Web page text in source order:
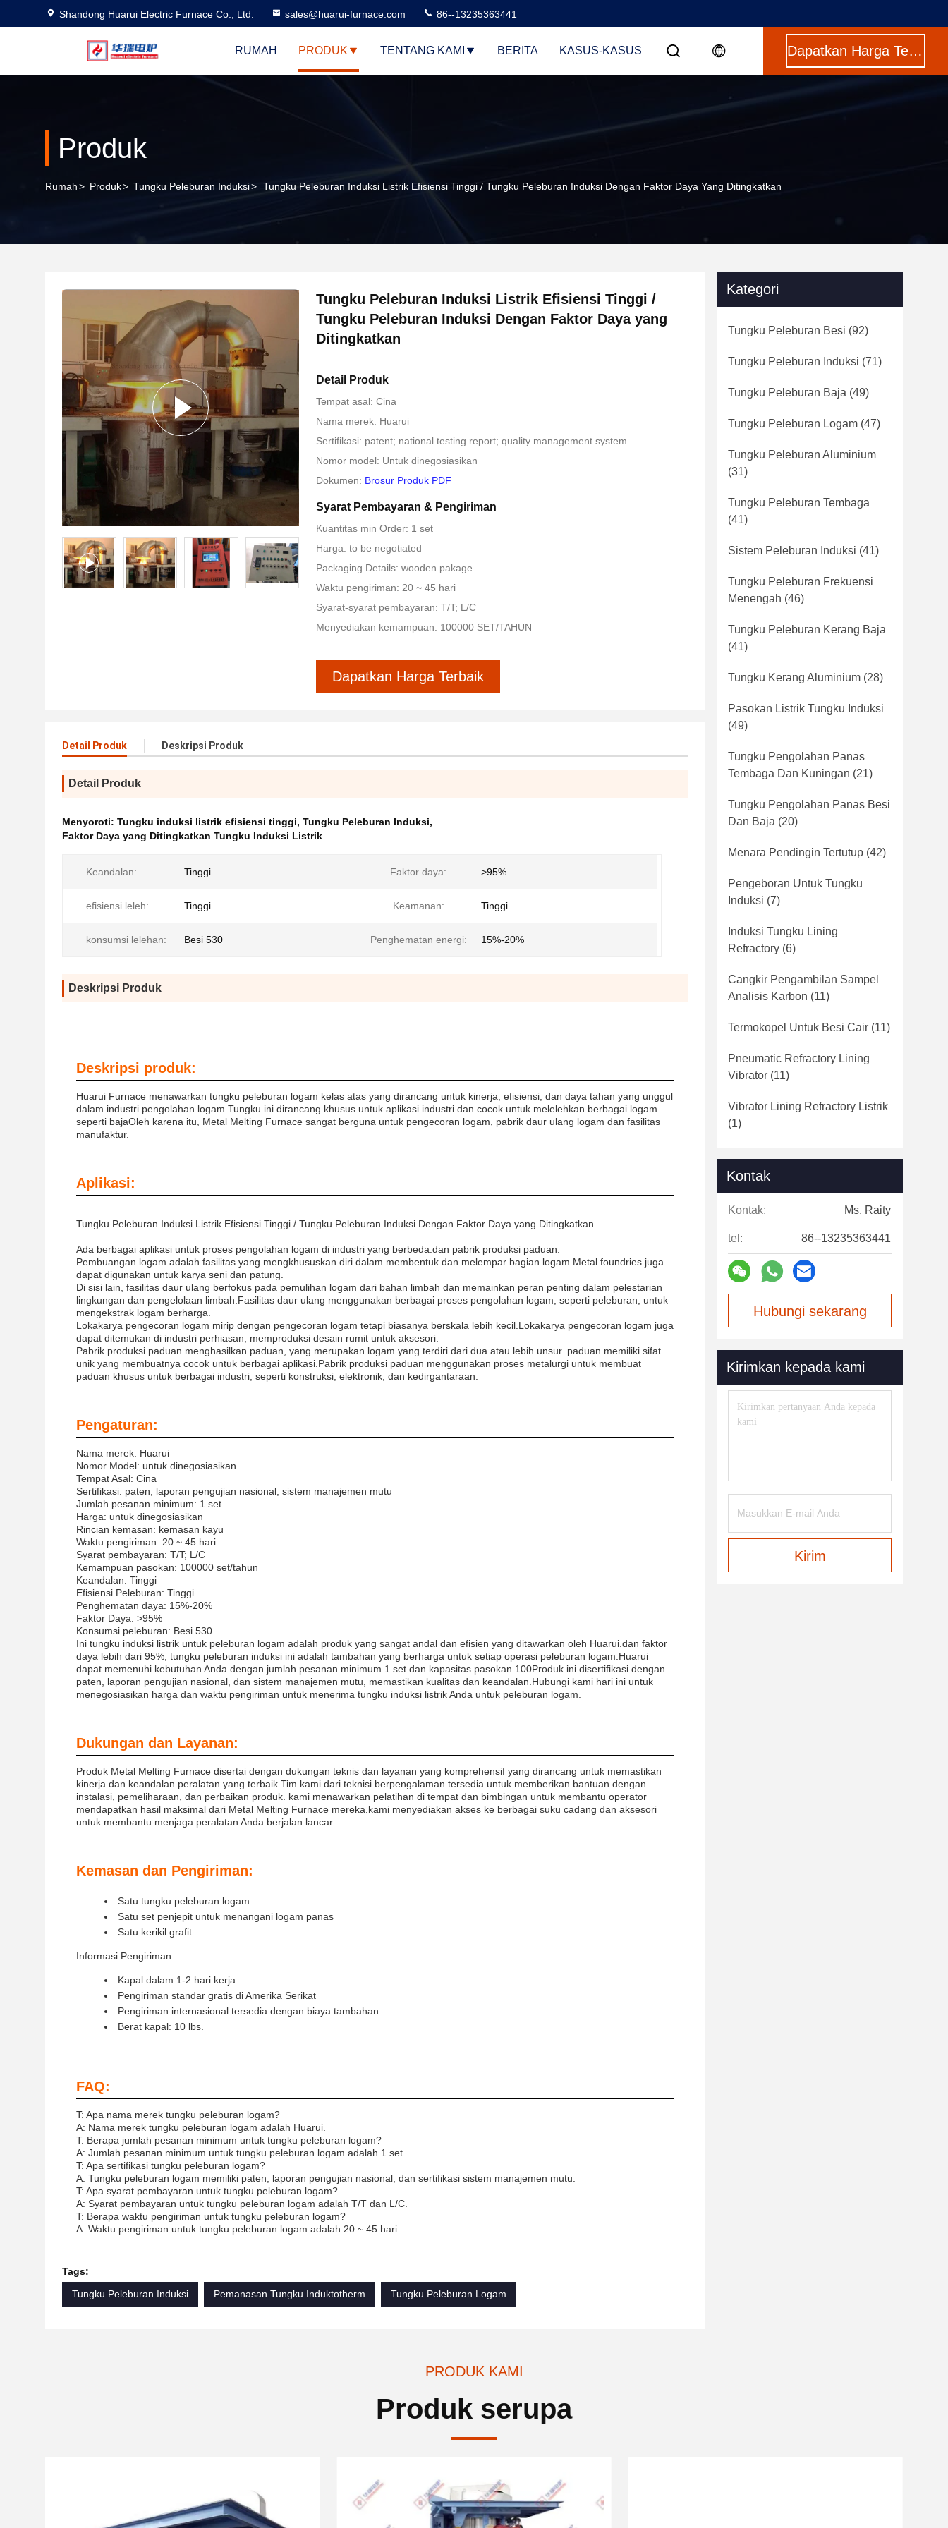
Shandong Huarui Electric Furnace Co., Ltd. sales@huarui-furnace.com 86--13235363441
RUMAH PRODUK TENTANG KAMI BERITA KASUS-KASUS Dapatkan Harga Terbaik
Produk
Rumah> Produk> Tungku Peleburan Induksi> Tungku Peleburan Induksi Listrik Efisiensi Tinggi / Tungku Peleburan Induksi Dengan Faktor Daya Yang Ditingkatkan
Tungku Peleburan Induksi Listrik Efisiensi Tinggi /
Tungku Peleburan Induksi Dengan Faktor Daya yang
Ditingkatkan
Detail Produk
Tempat asal: Cina
Nama merek: Huarui
Sertifikasi: patent; national testing report; quality management system
Nomor model: Untuk dinegosiasikan
Dokumen: Brosur Produk PDF
Syarat Pembayaran & Pengiriman
Kuantitas min Order: 1 set
Harga: to be negotiated
Packaging Details: wooden pakage
Waktu pengiriman: 20 ~ 45 hari
Syarat-syarat pembayaran: T/T; L/C
Menyediakan kemampuan: 100000 SET/TAHUN
Dapatkan Harga Terbaik
Detail Produk Deskripsi Produk
Detail Produk
Menyoroti: Tungku induksi listrik efisiensi tinggi, Tungku Peleburan Induksi,
Faktor Daya yang Ditingkatkan Tungku Induksi Listrik
Keandalan: Tinggi Faktor daya: >95%
efisiensi leleh: Tinggi Keamanan: Tinggi
konsumsi lelehan: Besi 530 Penghematan energi: 15%-20%
Deskripsi Produk
Deskripsi produk:
Huarui Furnace menawarkan tungku peleburan logam kelas atas yang dirancang untuk kinerja, efisiensi, dan daya tahan yang unggul
dalam industri pengolahan logam.Tungku ini dirancang khusus untuk aplikasi industri dan cocok untuk melelehkan berbagai logam
seperti bajaOleh karena itu, Metal Melting Furnace sangat berguna untuk pengecoran logam, pabrik daur ulang logam dan fasilitas
manufaktur.
Aplikasi:
Tungku Peleburan Induksi Listrik Efisiensi Tinggi / Tungku Peleburan Induksi Dengan Faktor Daya yang Ditingkatkan
Ada berbagai aplikasi untuk proses pengolahan logam di industri yang berbeda.dan pabrik produksi paduan.
Pembuangan logam adalah fasilitas yang mengkhususkan diri dalam membentuk dan melempar bagian logam.Metal foundries juga
dapat digunakan untuk karya seni dan patung.
Di sisi lain, fasilitas daur ulang berfokus pada pemulihan logam dari bahan limbah dan memainkan peran penting dalam pelestarian
lingkungan dan pengelolaan limbah.Fasilitas daur ulang menggunakan berbagai proses pengolahan logam, seperti peleburan, untuk
mengekstrak logam berharga.
Lokakarya pengecoran logam mirip dengan pengecoran logam tetapi biasanya berskala lebih kecil.Lokakarya pengecoran logam juga
dapat ditemukan di industri perhiasan, memproduksi desain rumit untuk aksesori.
Pabrik produksi paduan menghasilkan paduan, yang merupakan logam yang terdiri dari dua atau lebih unsur. paduan memiliki sifat
unik yang membuatnya cocok untuk berbagai aplikasi.Pabrik produksi paduan menggunakan proses metalurgi untuk membuat
paduan khusus untuk berbagai industri, seperti konstruksi, elektronik, dan kedirgantaraan.
Pengaturan:
Nama merek: Huarui
Nomor Model: untuk dinegosiasikan
Tempat Asal: Cina
Sertifikasi: paten; laporan pengujian nasional; sistem manajemen mutu
Jumlah pesanan minimum: 1 set
Harga: untuk dinegosiasikan
Rincian kemasan: kemasan kayu
Waktu pengiriman: 20 ~ 45 hari
Syarat pembayaran: T/T; L/C
Kemampuan pasokan: 100000 set/tahun
Keandalan: Tinggi
Efisiensi Peleburan: Tinggi
Penghematan daya: 15%-20%
Faktor Daya: >95%
Konsumsi peleburan: Besi 530
Ini tungku induksi listrik untuk peleburan logam adalah produk yang sangat andal dan efisien yang ditawarkan oleh Huarui.dan faktor
daya lebih dari 95%, tungku peleburan induksi ini adalah tambahan yang berharga untuk setiap operasi peleburan logam.Huarui
dapat memenuhi kebutuhan Anda dengan jumlah pesanan minimum 1 set dan kapasitas pasokan 100Produk ini disertifikasi dengan
paten, laporan pengujian nasional, dan sistem manajemen mutu, memastikan kualitas dan keandalan.Hubungi kami hari ini untuk
menegosiasikan harga dan waktu pengiriman untuk menerima tungku induksi listrik Anda untuk peleburan logam.
Dukungan dan Layanan:
Produk Metal Melting Furnace disertai dengan dukungan teknis dan layanan yang komprehensif yang dirancang untuk memastikan
kinerja dan keandalan peralatan yang terbaik.Tim kami dari teknisi berpengalaman tersedia untuk memberikan bantuan dengan
instalasi, pemeliharaan, dan perbaikan produk. kami menawarkan pelatihan di tempat dan bimbingan untuk membantu operator
mendapatkan hasil maksimal dari Metal Melting Furnace mereka.kami menyediakan akses ke berbagai suku cadang dan aksesori
untuk membantu menjaga peralatan Anda berjalan lancar.
Kemasan dan Pengiriman:
Satu tungku peleburan logam
Satu set penjepit untuk menangani logam panas
Satu kerikil grafit
Informasi Pengiriman:
Kapal dalam 1-2 hari kerja
Pengiriman standar gratis di Amerika Serikat
Pengiriman internasional tersedia dengan biaya tambahan
Berat kapal: 10 lbs.
FAQ:
T: Apa nama merek tungku peleburan logam?
A: Nama merek tungku peleburan logam adalah Huarui.
T: Berapa jumlah pesanan minimum untuk tungku peleburan logam?
A: Jumlah pesanan minimum untuk tungku peleburan logam adalah 1 set.
T: Apa sertifikasi tungku peleburan logam?
A: Tungku peleburan logam memiliki paten, laporan pengujian nasional, dan sertifikasi sistem manajemen mutu.
T: Apa syarat pembayaran untuk tungku peleburan logam?
A: Syarat pembayaran untuk tungku peleburan logam adalah T/T dan L/C.
T: Berapa waktu pengiriman untuk tungku peleburan logam?
A: Waktu pengiriman untuk tungku peleburan logam adalah 20 ~ 45 hari.
Tags:
Tungku Peleburan Induksi
Pemanasan Tungku Induktotherm Tungku Peleburan Logam
Kategori
Tungku Peleburan Besi (92)
Tungku Peleburan Induksi (71)
Tungku Peleburan Baja (49)
Tungku Peleburan Logam (47)
Tungku Peleburan Aluminium
(31)
Tungku Peleburan Tembaga
(41)
Sistem Peleburan Induksi (41)
Tungku Peleburan Frekuensi
Menengah (46)
Tungku Peleburan Kerang Baja
(41)
Tungku Kerang Aluminium (28)
Pasokan Listrik Tungku Induksi
(49)
Tungku Pengolahan Panas
Tembaga Dan Kuningan (21)
Tungku Pengolahan Panas Besi
Dan Baja (20)
Menara Pendingin Tertutup (42)
Pengeboran Untuk Tungku
Induksi (7)
Induksi Tungku Lining
Refractory (6)
Cangkir Pengambilan Sampel
Analisis Karbon (11)
Termokopel Untuk Besi Cair (11)
Pneumatic Refractory Lining
Vibrator (11)
Vibrator Lining Refractory Listrik
(1)
Kontak
Kontak: Ms. Raity
tel: 86--13235363441
Hubungi sekarang
Kirimkan kepada kami
Kirim
PRODUK KAMI
Produk serupa